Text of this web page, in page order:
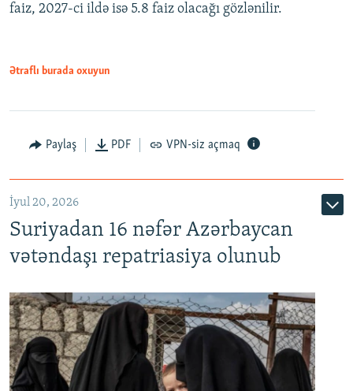
Auto
480p
faiz, 2027-ci ildə isə 5.8 faiz olacağı gözlənilir.
Ətraflı burada oxuyun
Paylaş PDF VPN-siz açmaq
İyul 20, 2026
Suriyadan 16 nəfər Azərbaycan
vətəndaşı repatriasiya olunub